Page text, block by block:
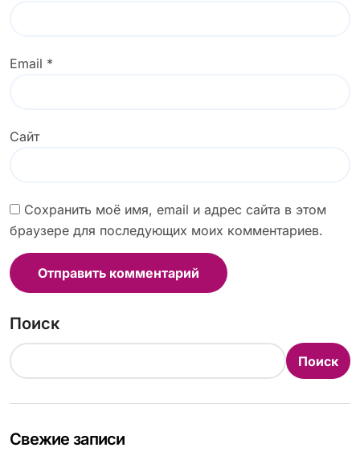
Email *
Сайт
Сохранить моё имя, email и адрес сайта в этом
браузере для последующих моих комментариев.
Поиск
Поиск
Свежие записи